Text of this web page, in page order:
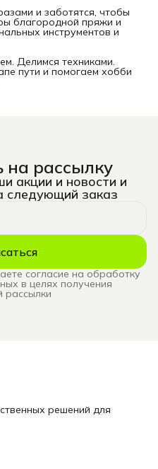
и заботятся, чтобы
благородной пряжи и
инструментов и
Делимся техниками.
пути и помогаем хобби
рассылку
акции и новости и
следующий заказ
согласие на обработку
в целях получения
рассылки
решений для